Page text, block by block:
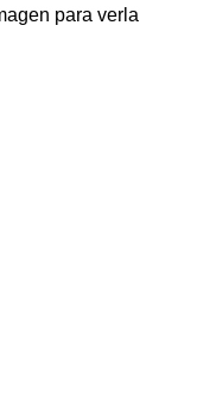
para verla